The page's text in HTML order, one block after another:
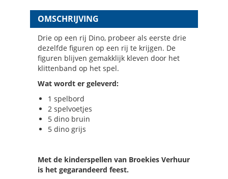
OMSCHRIJVING
Drie op een rij Dino, probeer als eerste drie
dezelfde figuren op een rij te krijgen. De
figuren blijven gemakklijk kleven door het
klittenband op het spel.
Wat wordt er geleverd:
1 spelbord
2 spelvoetjes
5 dino bruin
5 dino grijs
Met de kinderspellen van Broekies Verhuur
is het gegarandeerd feest.